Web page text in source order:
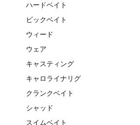
ハードベイト
ビックベイト
ウィード
ウェア
キャスティング
キャロライナリグ
クランクベイト
シャッド
スイムベイト